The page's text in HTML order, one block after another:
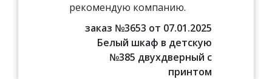
рекомендую компанию.
заказ №3653 от 07.01.2025
Белый шкаф в детскую
№385 двухдверный с
принтом